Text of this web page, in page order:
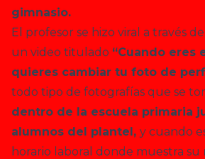
gimnasio.
El profesor se hizo viral a través
un video titulado “Cuando eres
quieres cambiar tu foto de
todo tipo de fotografías que se
dentro de la escuela primaria
alumnos del plantel, y cuando
horario laboral donde muestra su